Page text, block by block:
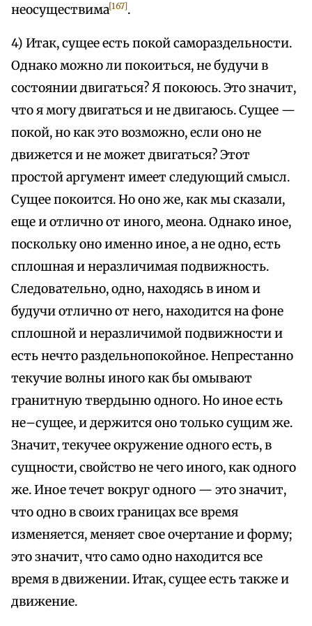
неосуществима[167].
4) Итак, сущее есть покой самораздельности.
Однако можно ли покоиться, не будучи в
состоянии двигаться? Я покоюсь. Это значит,
что я могу двигаться и не двигаюсь. Сущее —
покой, но как это возможно, если оно не
движется и не может двигаться? Этот
простой аргумент имеет следующий смысл.
Сущее покоится. Но оно же, как мы сказали,
еще и отлично от иного, меона. Однако иное,
поскольку оно именно иное, а не одно, есть
сплошная и неразличимая подвижность.
Следовательно, одно, находясь в ином и
будучи отлично от него, находится на фоне
сплошной и неразличимой подвижности и
есть нечто раздельнопокойное. Непрестанно
текучие волны иного как бы омывают
гранитную твердыню одного. Но иное есть
не–сущее, и держится оно только сущим же.
Значит, текучее окружение одного есть, в
сущности, свойство не чего иного, как одного
же. Иное течет вокруг одного — это значит,
что одно в своих границах все время
изменяется, меняет свое очертание и форму;
это значит, что само одно находится все
время в движении. Итак, сущее есть также и
движение.